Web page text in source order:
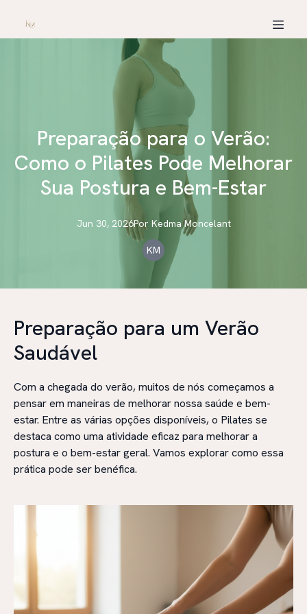
Preparação para o Verão:
Como o Pilates Pode Melhorar
Sua Postura e Bem-Estar
Jun 30, 2026Por Kedma Moncelant
KM
Preparação para um Verão
Saudável
Com a chegada do verão, muitos de nós começamos a
pensar em maneiras de melhorar nossa saúde e bem-
estar. Entre as várias opções disponíveis, o Pilates se
destaca como uma atividade eficaz para melhorar a
postura e o bem-estar geral. Vamos explorar como essa
prática pode ser benéfica.